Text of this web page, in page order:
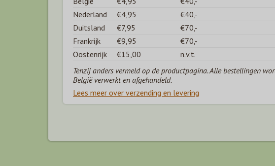
Nederland
€4,95
€40,-
Duitsland
€7,95
€70,-
Frankrijk
€9,95
€70,-
Oostenrijk
€15,00
n.v.t.
Tenzij anders vermeld op de productpagina. Alle bestellingen
België verwerkt en afgehandeld.
Lees meer over verzending en levering